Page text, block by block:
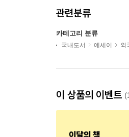
관련분류
카테고리 분류
국내도서 에세이 외
이 상품의 이벤트